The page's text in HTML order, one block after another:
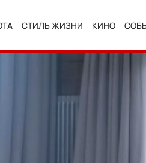
СТИЛЬ ЖИЗНИ КИНО